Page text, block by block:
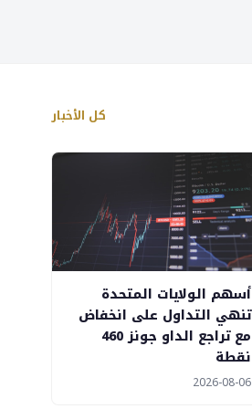
كل الأخبار
أسهم الولايات المتحدة
تنهي التداول على انخفاض
مع تراجع الداو جونز 460
نقطة
2026-08-06